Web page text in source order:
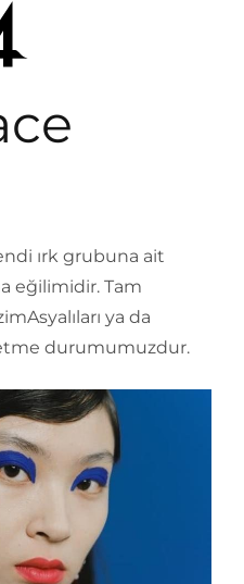
ırk grubuna ait
eğilimidir. Tam
ya da
durumumuzdur.